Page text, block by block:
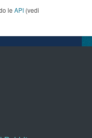
le API (vedi